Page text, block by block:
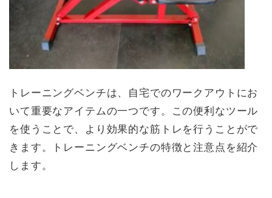
トレーニングベンチは、自宅でのワークアウトにお
いて重要なアイテムの一つです。この便利なツール
を使うことで、より効果的な筋トレを行うことがで
きます。トレーニングベンチの特徴と注意点を紹介
します。